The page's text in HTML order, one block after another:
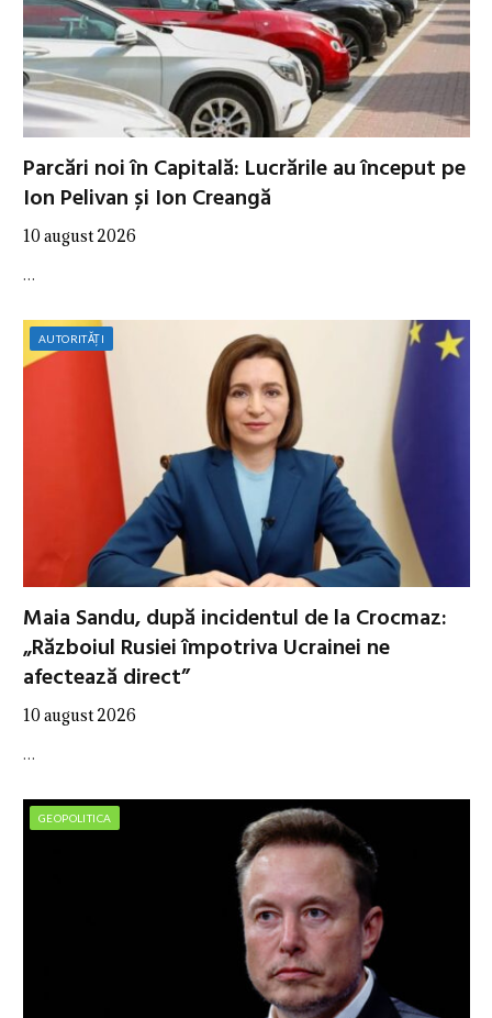
Parcări noi în Capitală: Lucrările au început pe
Ion Pelivan și Ion Creangă
10 august 2026
…
AUTORITĂȚI
Maia Sandu, după incidentul de la Crocmaz:
„Războiul Rusiei împotriva Ucrainei ne
afectează direct”
10 august 2026
…
GEOPOLITICA